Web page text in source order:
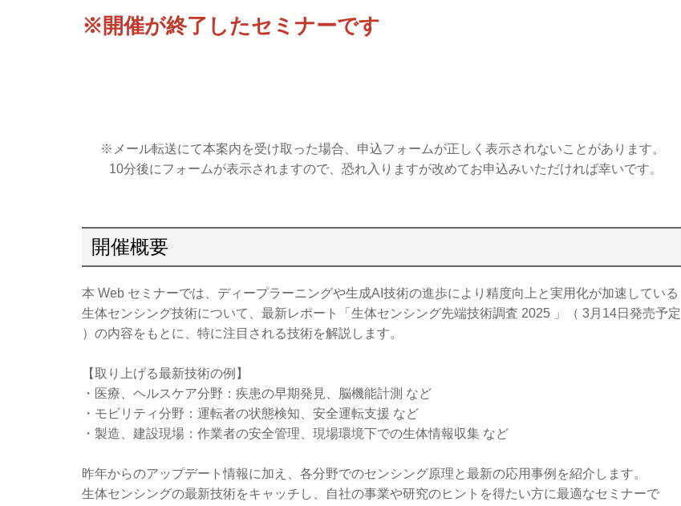
※開催が終了したセミナーです
※メール転送にて本案内を受け取った場合、申込フォームが正しく表示されないことがあります。
10分後にフォームが表示されますので、恐れ入りますが改めてお申込みいただければ幸いです。
開催概要
本 Web セミナーでは、ディープラーニングや生成AI技術の進歩により精度向上と実用化が加速している
生体センシング技術について、最新レポート「生体センシング先端技術調査 2025 」（ 3月14日発売予定
）の内容をもとに、特に注目される技術を解説します。
【取り上げる最新技術の例】
・医療、ヘルスケア分野：疾患の早期発見、脳機能計測 など
・モビリティ分野：運転者の状態検知、安全運転支援 など
・製造、建設現場：作業者の安全管理、現場環境下での生体情報収集 など
昨年からのアップデート情報に加え、各分野でのセンシング原理と最新の応用事例を紹介します。
生体センシングの最新技術をキャッチし、自社の事業や研究のヒントを得たい方に最適なセミナーで